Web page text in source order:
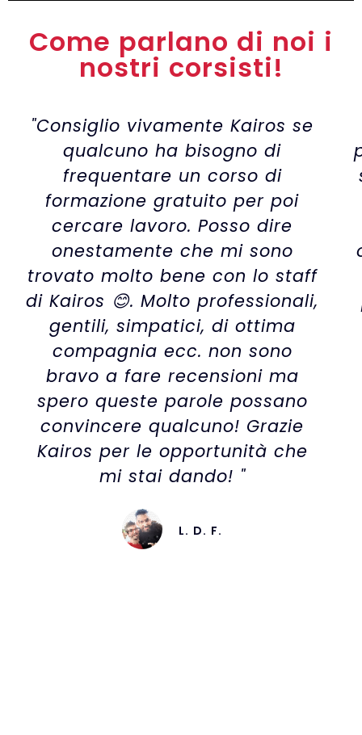
Come parlano di noi i
nostri corsisti!
"Consiglio vivamente Kairos se
qualcuno ha bisogno di
frequentare un corso di
formazione gratuito per poi
cercare lavoro. Posso dire
onestamente che mi sono
trovato molto bene con lo staff
di Kairos 😊. Molto professionali,
gentili, simpatici, di ottima
compagnia ecc. non sono
bravo a fare recensioni ma
spero queste parole possano
convincere qualcuno! Grazie
Kairos per le opportunità che
mi stai dando! "
L. D. F.